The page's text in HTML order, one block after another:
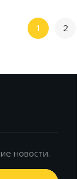
1 2
новости.